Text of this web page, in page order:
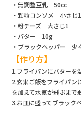
・無調整豆乳 50cc
・顆粒コンソメ 小さじ
・粉チーズ 大さじ1
・バター 10g
・ブラックペッパー 少
【作り方】
1.フライパンにバターを
2.玄米ご飯をフライパン
を加えて水気が飛ぶまで
3.お皿に盛ってブラック